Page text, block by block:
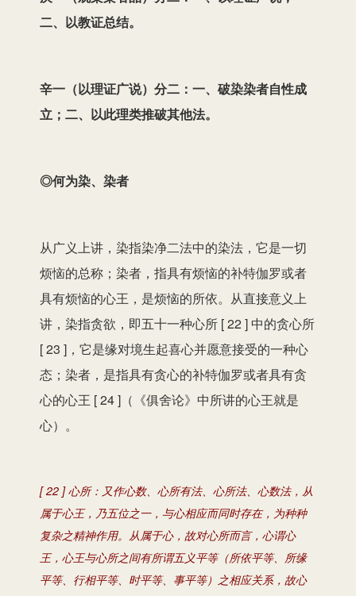
二、以教证总结。
辛一（以理证广说）分二：一、破染染者自性成
立；二、以此理类推破其他法。
◎何为染、染者
从广义上讲，染指染净二法中的染法，它是一切
烦恼的总称；染者，指具有烦恼的补特伽罗或者
具有烦恼的心王，是烦恼的所依。从直接意义上
讲，染指贪欲，即五十一种心所 [ 22 ] 中的贪心所
[ 23 ]，它是缘对境生起喜心并愿意接受的一种心
态；染者，是指具有贪心的补特伽罗或者具有贪
心的心王 [ 24 ]（《俱舍论》中所讲的心王就是
心）。
[ 22 ] 心所：又作心数、心所有法、心所法、心数法，从
属于心王，乃五位之一，与心相应而同时存在，为种种
复杂之精神作用。从属于心，故对心所而言，心谓心
王，心王与心所之间有所谓五义平等（所依平等、所缘
平等、行相平等、时平等、事平等）之相应关系，故心